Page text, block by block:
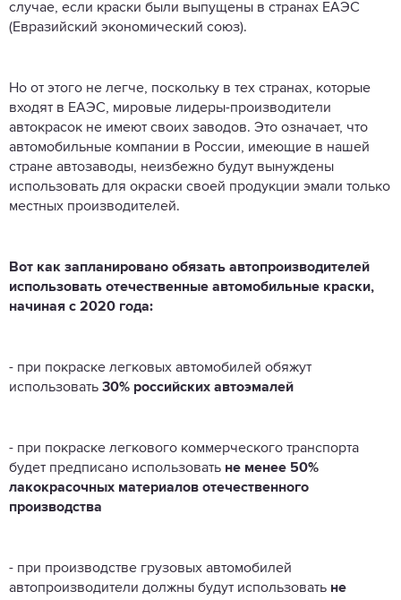
случае, если краски были выпущены в странах ЕАЭС
(Евразийский экономический союз).
Но от этого не легче, поскольку в тех странах, которые
входят в ЕАЭС, мировые лидеры-производители
автокрасок не имеют своих заводов. Это означает, что
автомобильные компании в России, имеющие в нашей
стране автозаводы, неизбежно будут вынуждены
использовать для окраски своей продукции эмали только
местных производителей.
Вот как запланировано обязать автопроизводителей
использовать отечественные автомобильные краски,
начиная с 2020 года:
- при покраске легковых автомобилей обяжут
использовать 30% российских автоэмалей
- при покраске легкового коммерческого транспорта
будет предписано использовать не менее 50%
лакокрасочных материалов отечественного
производства
- при производстве грузовых автомобилей
автопроизводители должны будут использовать не